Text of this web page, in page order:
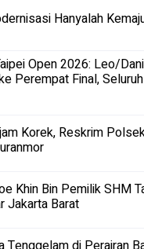
Hanyalah
Open 2026: Leo/
Perempat Final,
Korek, Reskrim
Khin Bin Pemilik SHM
Jakarta Barat